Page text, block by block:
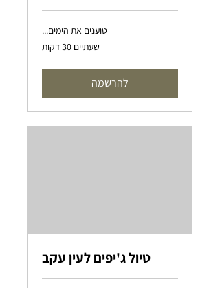
טוענים את הימים...
שעתיים 30 דקות
להרשמה
טיול ג'יפים לעין עקב